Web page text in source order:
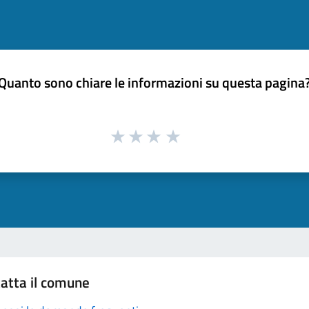
sono chiare le informazioni su questa
il comune